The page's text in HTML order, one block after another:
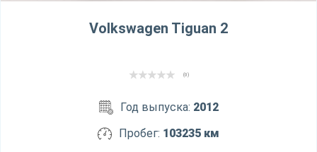
Volkswagen Tiguan 2
(0)
Год выпуска: 2012
Пробег: 103235 км